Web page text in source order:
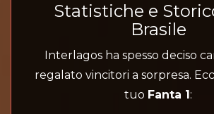
Statistiche e
Brasile
Interlagos ha spesso deciso
regalato vincitori a sorpresa.
tuo Fanta 1 :